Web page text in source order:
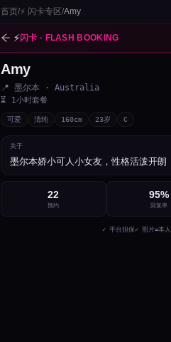
首页/⚡ 闪卡专区/Amy
⚡闪卡 · FLASH BOOKING
Amy
📍 墨尔本 · Australia
⏳ 1小时套餐
可爱 清纯 160cm 23岁 C
关于
墨尔本娇小可人小女友，性格活泼开朗
22
预约
95%
回复率
✓ 平台担保✓ 照片=本人